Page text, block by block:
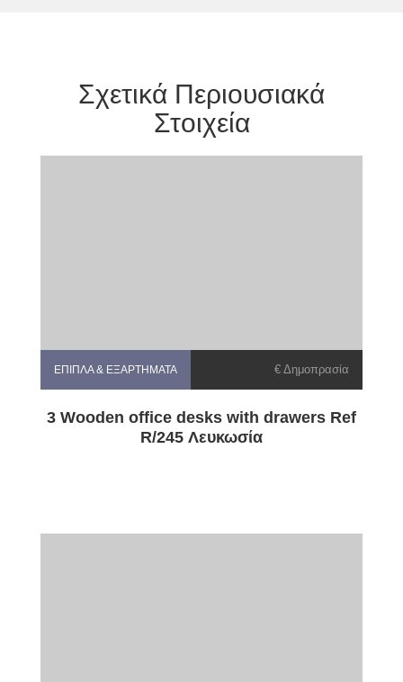
Σχετικά Περιουσιακά
Στοιχεία
ΈΠΙΠΛΑ & ΕΞΑΡΤΉΜΑΤΑ € Δημοπρασία
3 Wooden office desks with drawers Ref
R/245 Λευκωσία